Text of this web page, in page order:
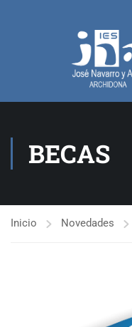
BECAS
Inicio Novedades